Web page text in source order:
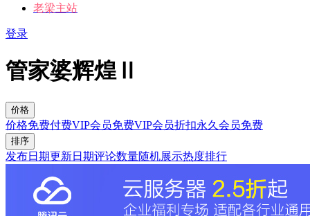
老梁主站
登录
管家婆辉煌Ⅱ
价格
价格免费付费VIP会员免费VIP会员折扣永久会员免费
排序
发布日期更新日期评论数量随机展示热度排行